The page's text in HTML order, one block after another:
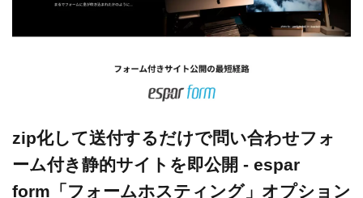
zip化して送付するだけで問い合わせフォ
ーム付き静的サイトを即公開 - espar
form「フォームホスティング」オプション